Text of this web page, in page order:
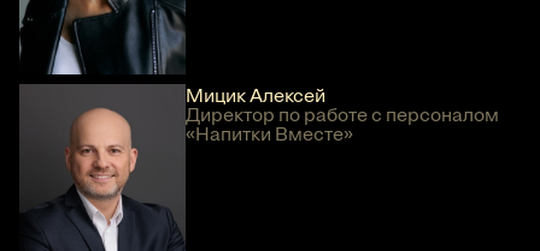
Мицик Алексей
Директор по работе с персоналом
«Напитки Вместе»